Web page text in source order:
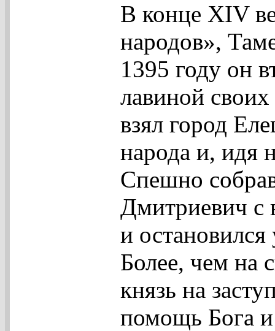
В конце XIV
народов»,
1395 году он
лавиной
взял город
народа и, идя
Спешно
Дмитриевич с
и
Более, чем на
князь на
помощь Бога